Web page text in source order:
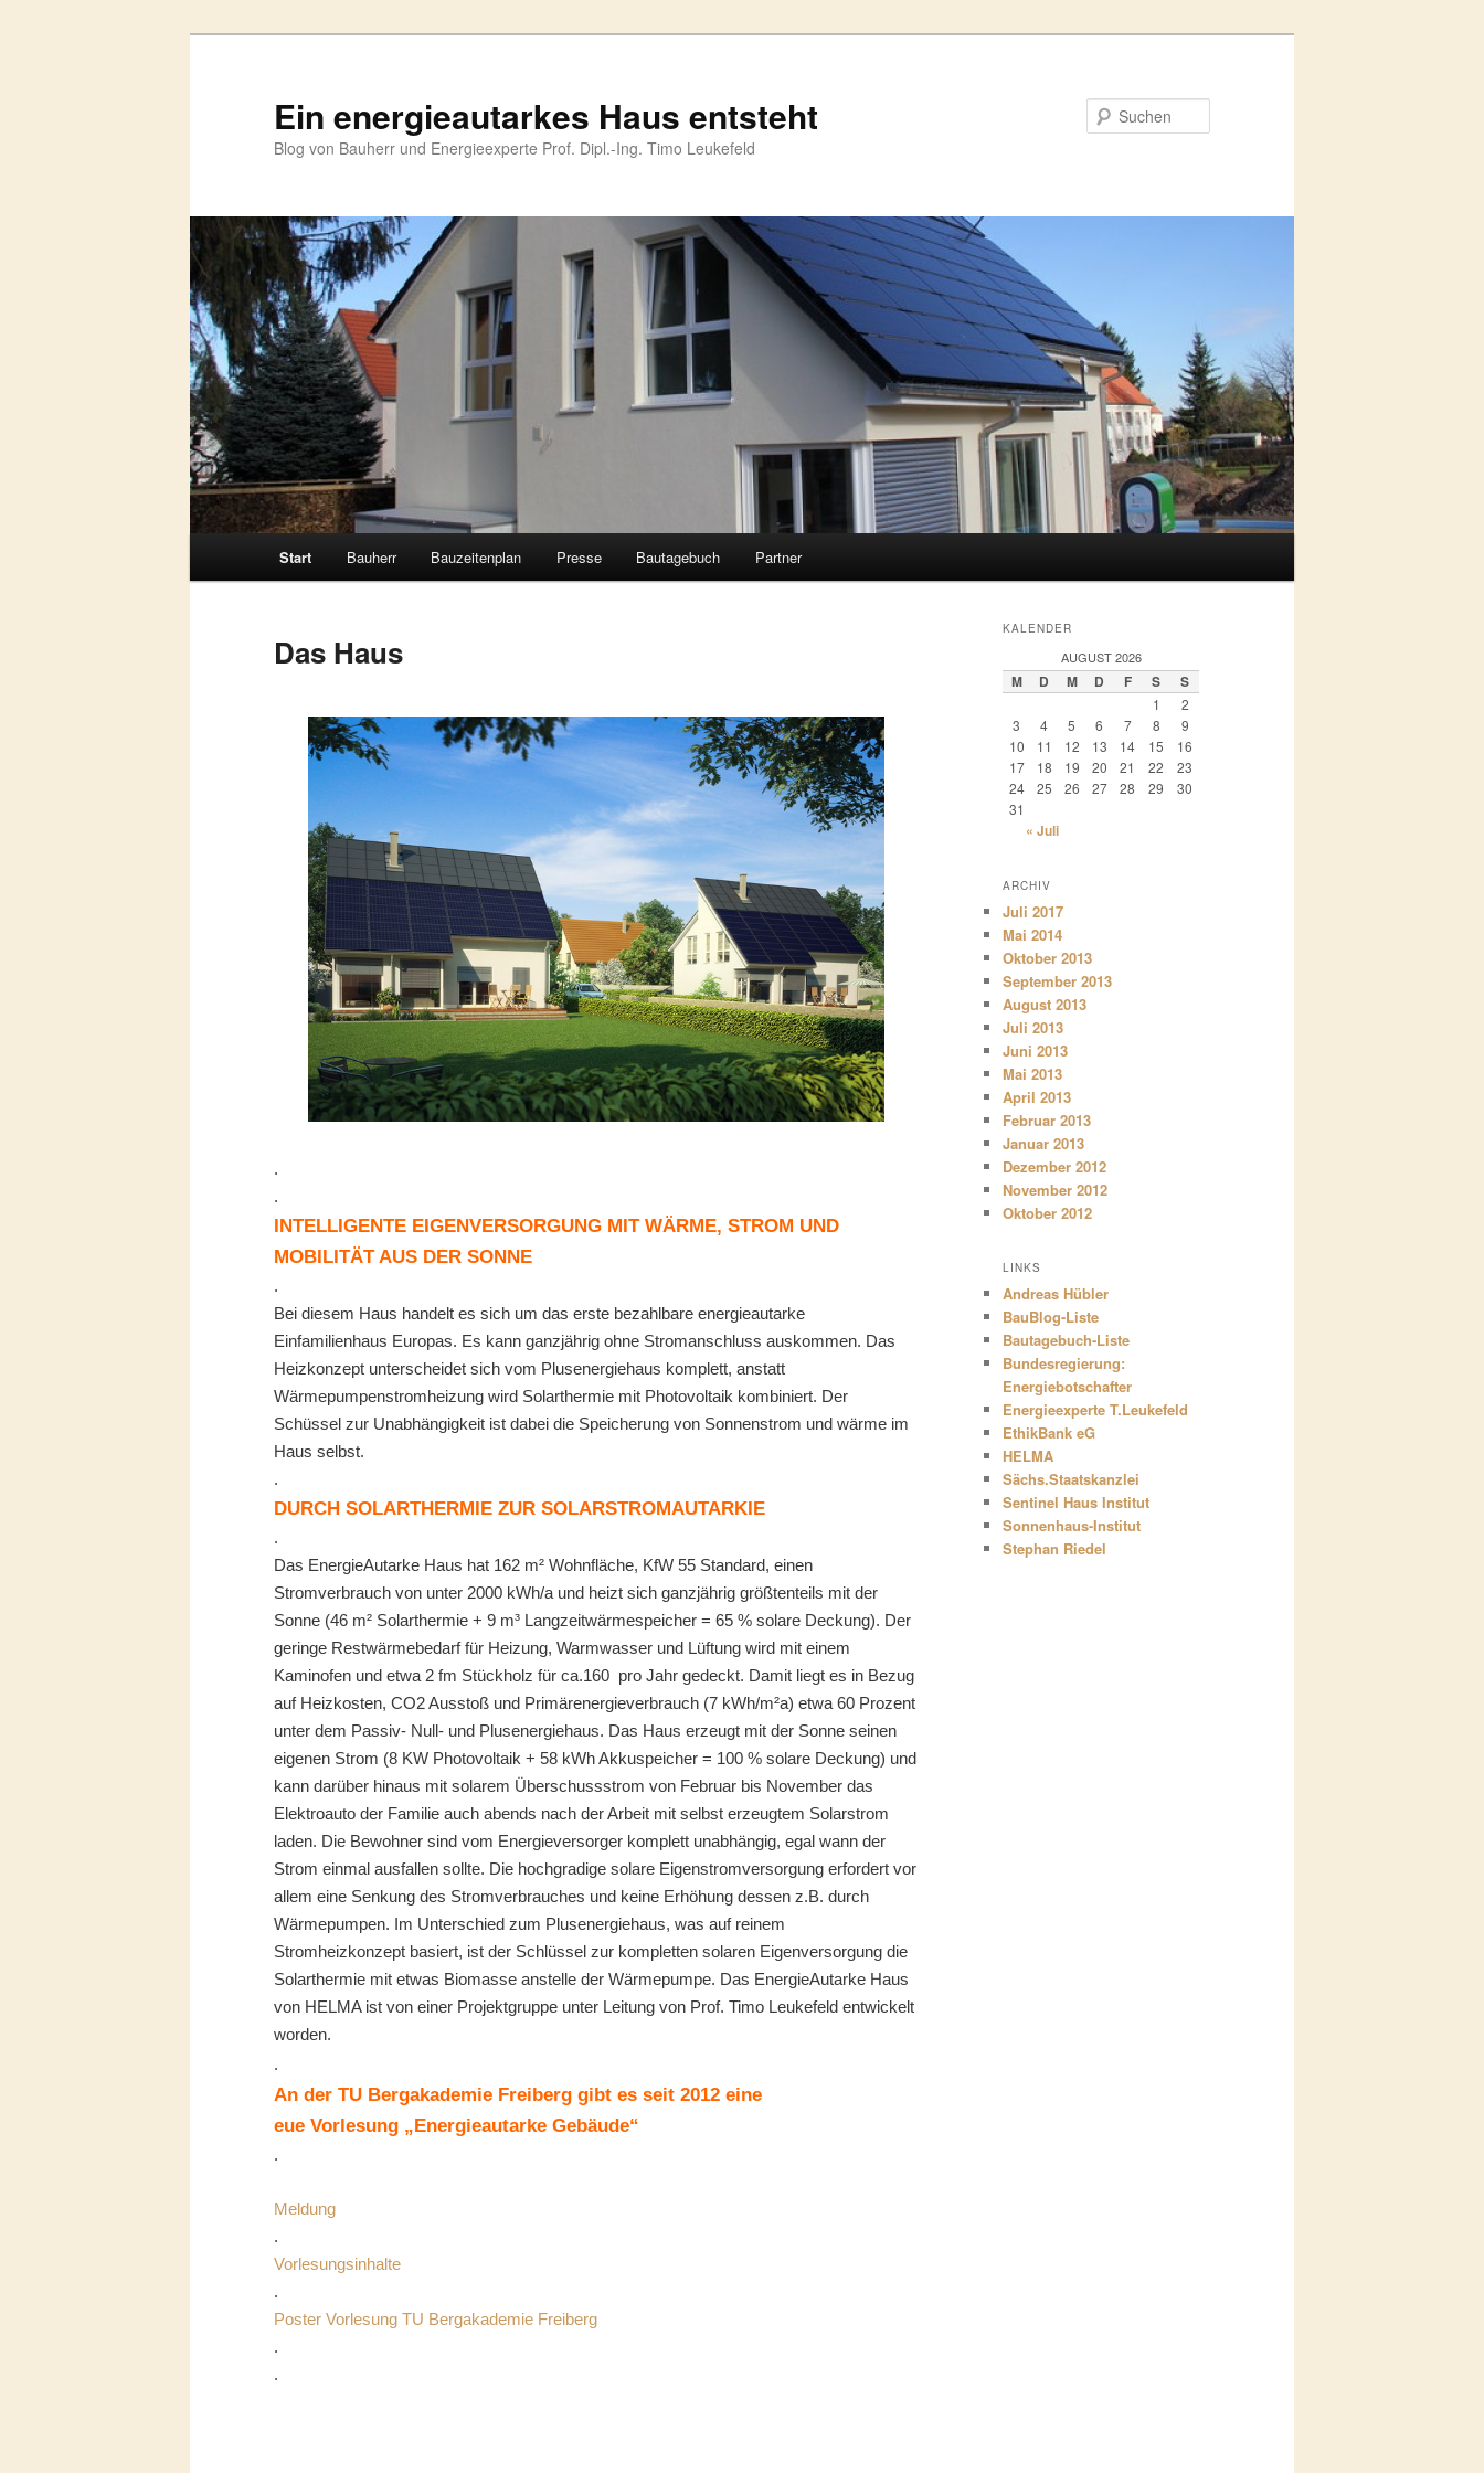
Ein energieautarkes Haus entsteht
Blog von Bauherr und Energieexperte Prof. Dipl.-Ing. Timo Leukefeld
Start Bauherr Bauzeitenplan Presse Bautagebuch Partner
Das Haus
.
.
INTELLIGENTE EIGENVERSORGUNG MIT WÄRME, STROM UND
MOBILITÄT AUS DER SONNE
.
Bei diesem Haus handelt es sich um das erste bezahlbare energieautarke
Einfamilienhaus Europas. Es kann ganzjährig ohne Stromanschluss auskommen. Das
Heizkonzept unterscheidet sich vom Plusenergiehaus komplett, anstatt
Wärmepumpenstromheizung wird Solarthermie mit Photovoltaik kombiniert. Der
Schüssel zur Unabhängigkeit ist dabei die Speicherung von Sonnenstrom und wärme im
Haus selbst.
.
DURCH SOLARTHERMIE ZUR SOLARSTROMAUTARKIE
.
Das EnergieAutarke Haus hat 162 m² Wohnfläche, KfW 55 Standard, einen
Stromverbrauch von unter 2000 kWh/a und heizt sich ganzjährig größtenteils mit der
Sonne (46 m² Solarthermie + 9 m³ Langzeitwärmespeicher = 65 % solare Deckung). Der
geringe Restwärmebedarf für Heizung, Warmwasser und Lüftung wird mit einem
Kaminofen und etwa 2 fm Stückholz für ca.160  pro Jahr gedeckt. Damit liegt es in Bezug
auf Heizkosten, CO2 Ausstoß und Primärenergieverbrauch (7 kWh/m²a) etwa 60 Prozent
unter dem Passiv- Null- und Plusenergiehaus. Das Haus erzeugt mit der Sonne seinen
eigenen Strom (8 KW Photovoltaik + 58 kWh Akkuspeicher = 100 % solare Deckung) und
kann darüber hinaus mit solarem Überschussstrom von Februar bis November das
Elektroauto der Familie auch abends nach der Arbeit mit selbst erzeugtem Solarstrom
laden. Die Bewohner sind vom Energieversorger komplett unabhängig, egal wann der
Strom einmal ausfallen sollte. Die hochgradige solare Eigenstromversorgung erfordert vor
allem eine Senkung des Stromverbrauches und keine Erhöhung dessen z.B. durch
Wärmepumpen. Im Unterschied zum Plusenergiehaus, was auf reinem
Stromheizkonzept basiert, ist der Schlüssel zur kompletten solaren Eigenversorgung die
Solarthermie mit etwas Biomasse anstelle der Wärmepumpe. Das EnergieAutarke Haus
von HELMA ist von einer Projektgruppe unter Leitung von Prof. Timo Leukefeld entwickelt
worden.
.
An der TU Bergakademie Freiberg gibt es seit 2012 eine
eue Vorlesung „Energieautarke Gebäude“
.
Meldung
.
Vorlesungsinhalte
.
Poster Vorlesung TU Bergakademie Freiberg
.
.
KALENDER
AUGUST 2026
M D M D F S S
1
2
3
4 5 6 7 8
9
10
11 12 13 14 15
16
17
18 19 20 21 22
23
24
25 26 27 28 29
30
31
« Juli
ARCHIV
Juli 2017
Mai 2014
Oktober 2013
September 2013
August 2013
Juli 2013
Juni 2013
Mai 2013
April 2013
Februar 2013
Januar 2013
Dezember 2012
November 2012
Oktober 2012
LINKS
Andreas Hübler
BauBlog-Liste
Bautagebuch-Liste
Bundesregierung:
Energiebotschafter
Energieexperte T.Leukefeld
EthikBank eG
HELMA
Sächs.Staatskanzlei
Sentinel Haus Institut
Sonnenhaus-Institut
Stephan Riedel